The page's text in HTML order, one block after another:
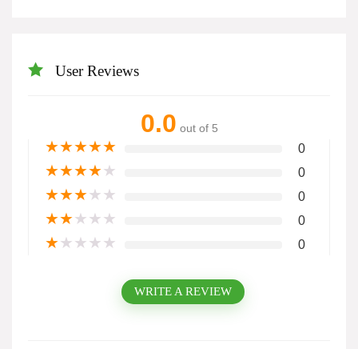
User Reviews
0.0 out of 5
★★★★★ 0
★★★★★ 0
★★★★★ 0
★★★★★ 0
★★★★★ 0
WRITE A REVIEW